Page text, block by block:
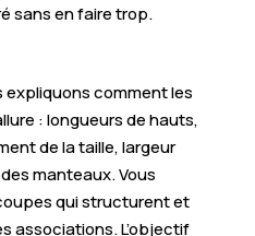
sans en faire trop.
expliquons comment les
: longueurs de hauts,
de la taille, largeur
manteaux. Vous
qui structurent et
associations. L’objectif